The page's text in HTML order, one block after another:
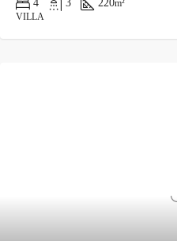
4 3 220m²
VILLA